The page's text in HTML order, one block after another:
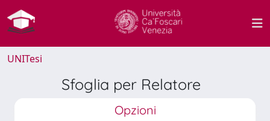
UNITesi
Sfoglia per Relatore
Opzioni